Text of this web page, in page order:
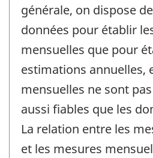
générale, on dispose
données pour établir
mensuelles que pour
estimations annuelles,
mensuelles ne sont
aussi fiables que les
La relation entre les
et les mesures